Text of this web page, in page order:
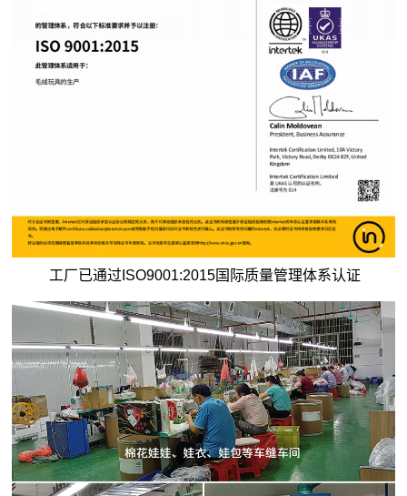
工厂已通过ISO9001:2015国际质量管理体系认证